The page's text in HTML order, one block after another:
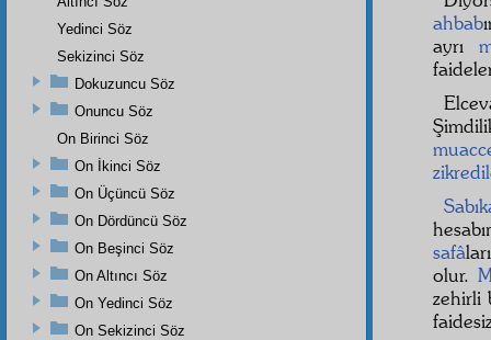
ahbab
ayrı
safâ
olur.
zehirli
Yedinci Söz
Sekizinci Söz
Dokuzuncu Söz
Onuncu Söz
On Birinci Söz
On İkinci Söz
On Üçüncü Söz
On Dördüncü Söz
On Beşinci Söz
On Altıncı Söz
On Yedinci Söz
On Sekizinci Söz